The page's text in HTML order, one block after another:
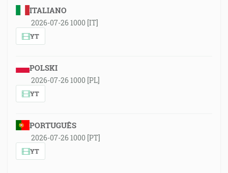
ITALIANO
2026-07-26 1000 [IT]
YT
POLSKI
2026-07-26 1000 [PL]
YT
PORTUGUÊS
2026-07-26 1000 [PT]
YT